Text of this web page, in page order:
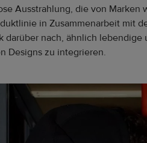
Ausstrahlung, die von Marken
in Zusammenarbeit mit
darüber nach, ähnlich
Designs zu integrieren.